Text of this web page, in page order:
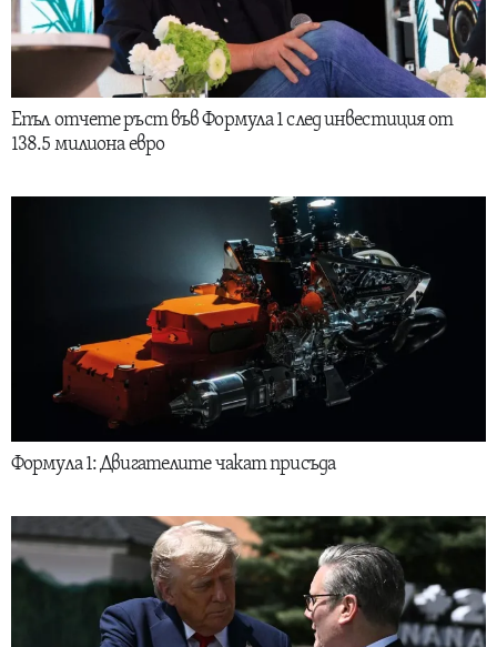
Епъл отчете ръст във Формула 1 след инвестиция от
138.5 милиона евро
Формула 1: Двигателите чакат присъда